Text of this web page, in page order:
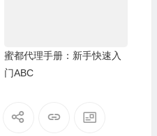
蜜都代理手册：新手快速入
门ABC